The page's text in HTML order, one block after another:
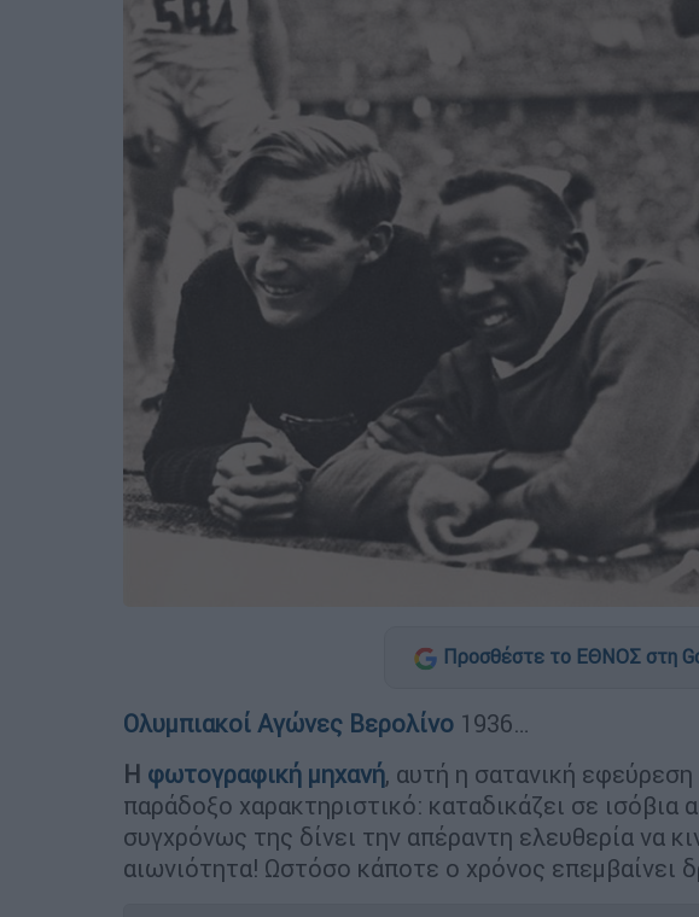
Προσθέστε το ΕΘΝΟΣ στη
Ολυμπιακοί Αγώνες Βερολίνο 1936…
Η φωτογραφική μηχανή, αυτή η σατανική
παράδοξο χαρακτηριστικό: καταδικάζει σε ισόβια
συγχρόνως της δίνει την απέραντη ελευθερία να
αιωνιότητα! Ωστόσο κάποτε ο χρόνος επεμβαίνει